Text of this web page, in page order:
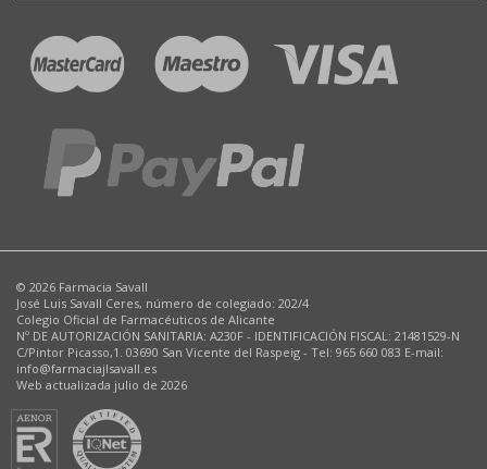
© 2026 Farmacia Savall
José Luis Savall Ceres, número de colegiado: 202/4
Colegio Oficial de Farmacéuticos de Alicante
Nº DE AUTORIZACIÓN SANITARIA: A230F - IDENTIFICACIÓN FISCAL: 21481529-N
C/Pintor Picasso,1. 03690 San Vicente del Raspeig - Tel: 965 660 083 E-mail:
info@farmaciajlsavall.es
Web actualizada julio de 2026